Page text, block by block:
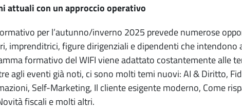
attuali con un approccio operativo
per l’autunno/inverno 2025 prevede numerose
imprenditrici, figure dirigenziali e dipendenti che
formativo del WIFI viene adattato costantemente alle
agli eventi già noti, ci sono molti temi nuovi: AI & Diritto,
Self-Marketing, Il cliente esigente moderno, Come
fiscali e molti altri.